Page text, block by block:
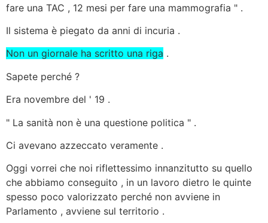
fare una TAC , 12 mesi per fare una mammografia " .
Il sistema è piegato da anni di incuria .
Non un giornale ha scritto una riga .
Sapete perché ?
Era novembre del ' 19 .
" La sanità non è una questione politica " .
Ci avevano azzeccato veramente .
Oggi vorrei che noi riflettessimo innanzitutto su quello
che abbiamo conseguito , in un lavoro dietro le quinte
spesso poco valorizzato perché non avviene in
Parlamento , avviene sul territorio .